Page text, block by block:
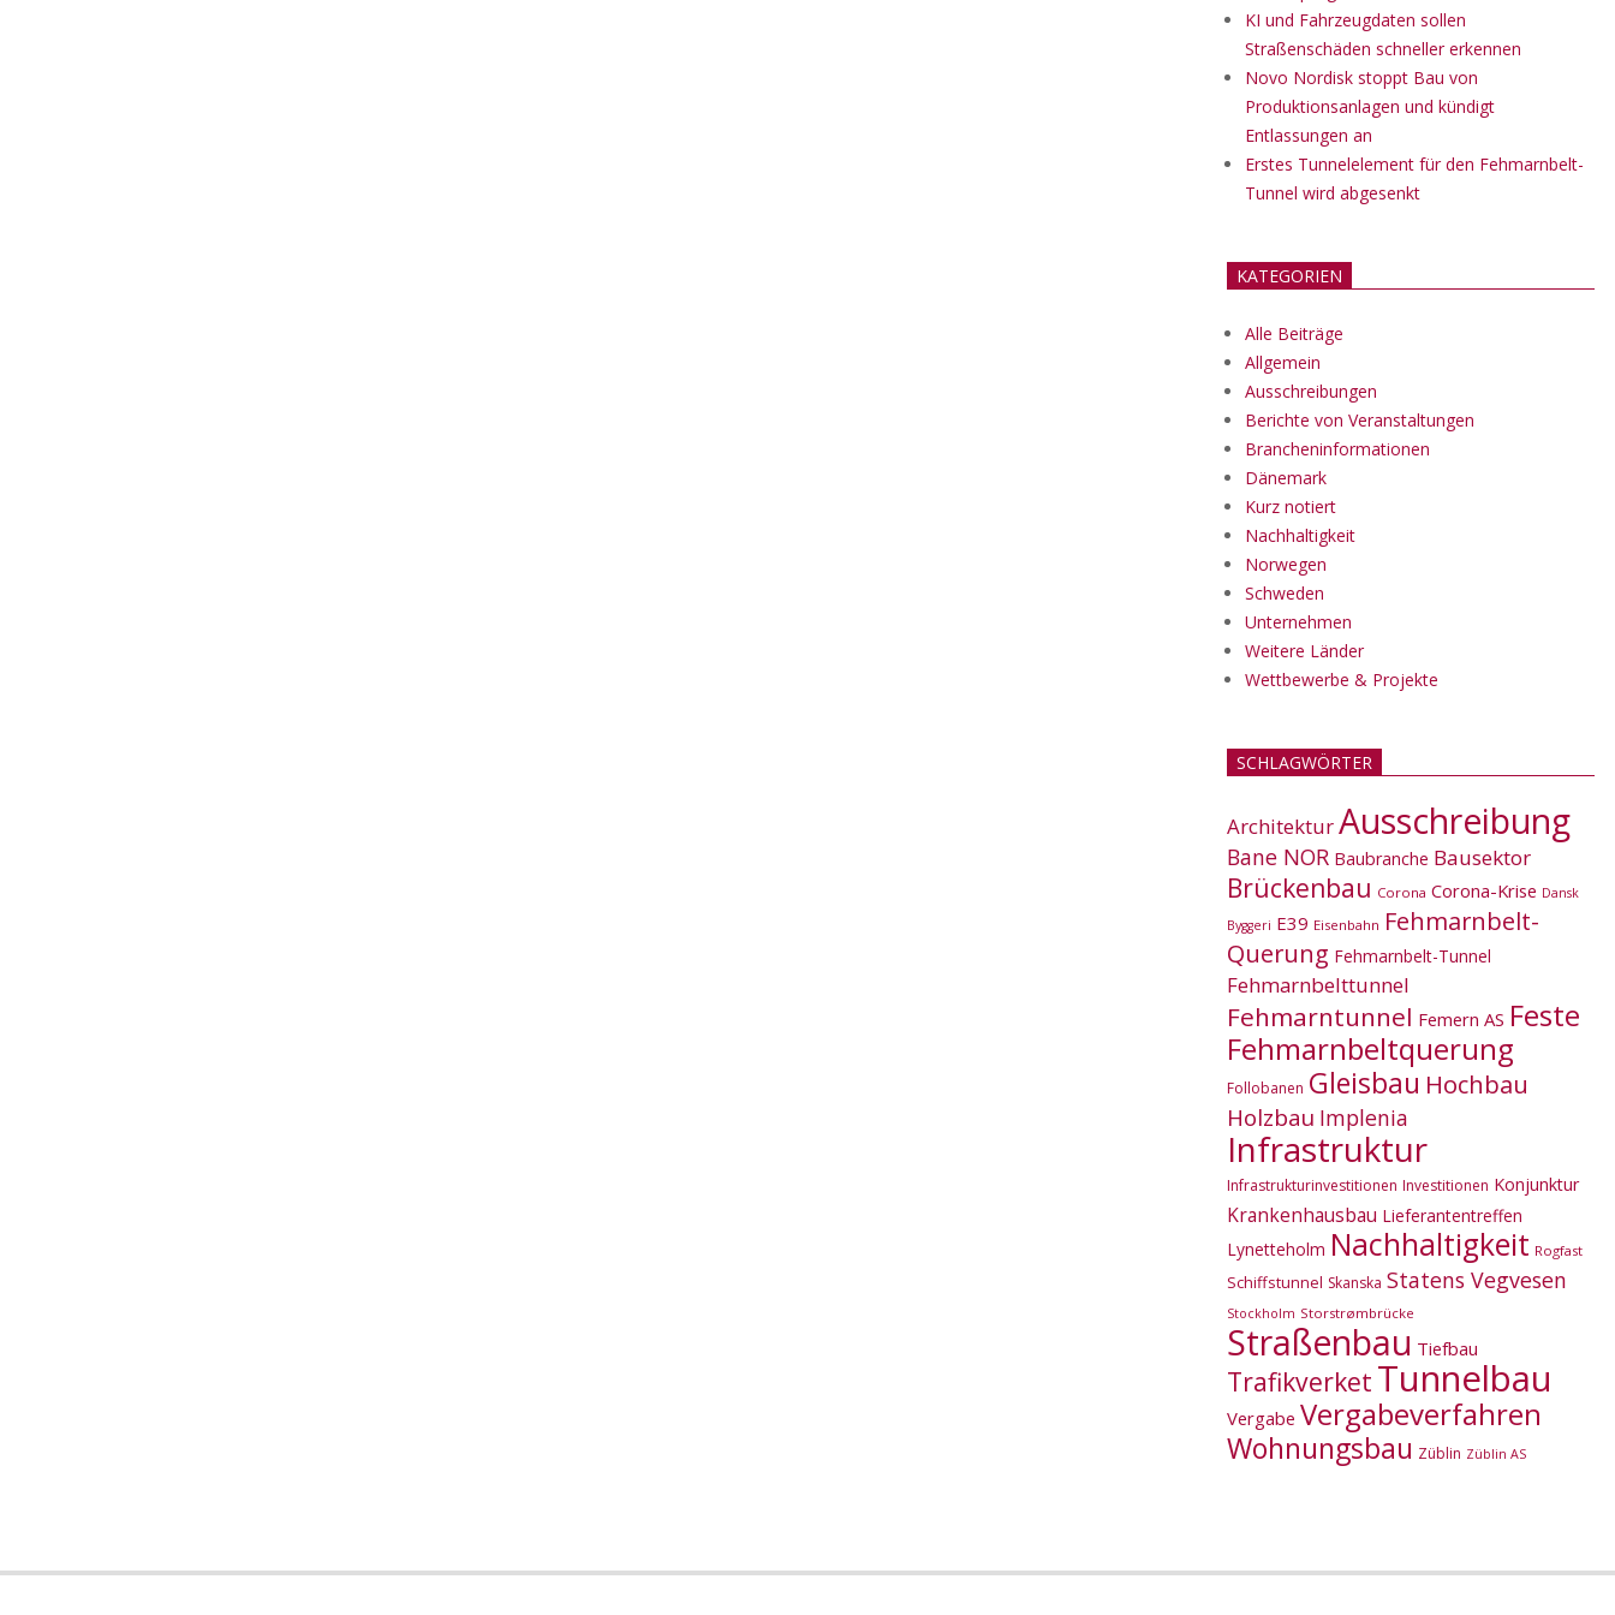
KI und Fahrzeugdaten sollen
Straßenschäden schneller erkennen
Novo Nordisk stoppt Bau von
Produktionsanlagen und kündigt
Entlassungen an
Erstes Tunnelelement für den Fehmarnbelt-
Tunnel wird abgesenkt
KATEGORIEN
Alle Beiträge
Allgemein
Ausschreibungen
Berichte von Veranstaltungen
Brancheninformationen
Dänemark
Kurz notiert
Nachhaltigkeit
Norwegen
Schweden
Unternehmen
Weitere Länder
Wettbewerbe & Projekte
SCHLAGWÖRTER
ArchitekturAusschreibung
Bane NOR Baubranche Bausektor
Brückenbau Corona Corona-Krise Dansk
Byggeri E39 Eisenbahn Fehmarnbelt-
Querung Fehmarnbelt-Tunnel
Fehmarnbelttunnel
Fehmarntunnel Femern AS Feste
Fehmarnbeltquerung
Follobanen Gleisbau Hochbau
Holzbau Implenia
Infrastruktur
Infrastrukturinvestitionen Investitionen Konjunktur
Krankenhausbau Lieferantentreffen
Lynetteholm Nachhaltigkeit Rogfast
Schiffstunnel Skanska Statens Vegvesen
Stockholm Storstrømbrücke
Straßenbau Tiefbau
Trafikverket Tunnelbau
Vergabe Vergabeverfahren
Wohnungsbau Züblin Züblin AS